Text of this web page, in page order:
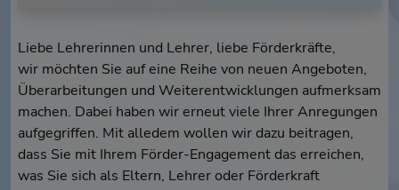
Liebe Lehrerinnen und Lehrer, liebe Förderkräfte,
wir möchten Sie auf eine Reihe von neuen Angeboten,
Überarbeitungen und Weiterentwicklungen aufmerksam
machen. Dabei haben wir erneut viele Ihrer Anregungen
aufgegriffen. Mit alledem wollen wir dazu beitragen,
dass Sie mit Ihrem Förder-Engagement das erreichen,
was Sie sich als Eltern, Lehrer oder Förderkraft